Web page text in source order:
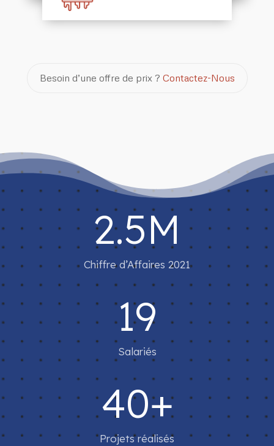
Besoin d’une offre de prix ? Contactez-Nous
2.5M
Chiffre d’Affaires 2021
19
Salariés
40+
Projets réalisés